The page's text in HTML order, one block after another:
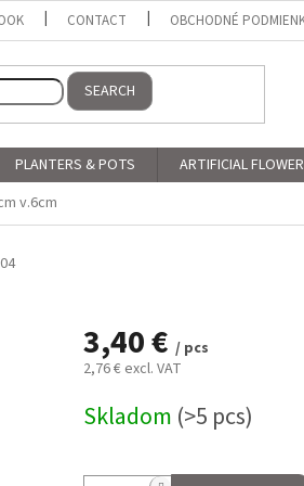
CONTACT OBCHODNÉ
SEARCH
PLANTERS & POTS ARTIFICIAL
v.6cm
3,40 € / pcs
2,76 € excl. VAT
price:
Skladom (>5 pcs)